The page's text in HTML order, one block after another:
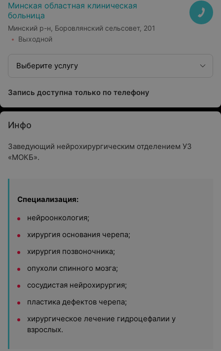
Минская областная клиническая
больница
Минский р-н, Боровлянский сельсовет, 201
Выходной
Выберите услугу
Запись доступна только по телефону
Инфо
Заведующий нейрохирургическим отделением УЗ
«МОКБ».
Специализация:
нейроонкология;
хирургия основания черепа;
хирургия позвоночника;
опухоли спинного мозга;
сосудистая нейрохирургия;
пластика дефектов черепа;
хирургическое лечение гидроцефалии у
взрослых.